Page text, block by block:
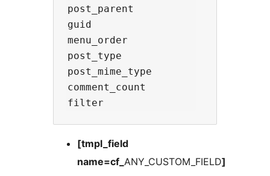
post_parent
guid
menu_order
post_type
post_mime_type
comment_count
[tmpl_field
name=cf_ ANY_CUSTOM_FIELD]